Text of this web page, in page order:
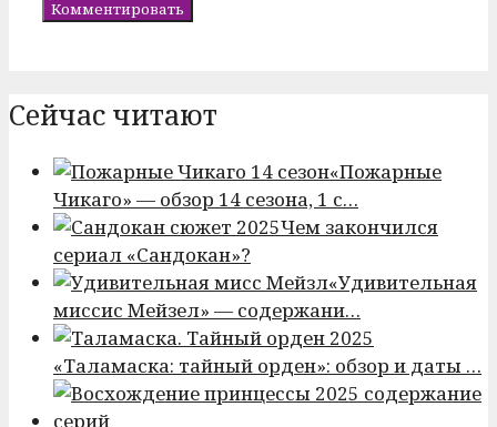
Сейчас читают
«Пожарные
Чикаго» — обзор 14 сезона, 1 с…
Чем закончился
сериал «Сандокан»?
«Удивительная
миссис Мейзел» — содержани…
«Таламаска: тайный орден»: обзор и даты …